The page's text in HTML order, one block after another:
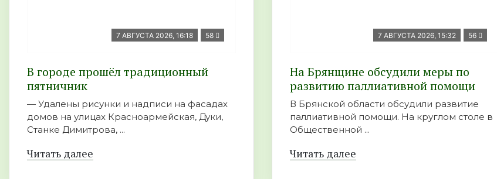
7 АВГУСТА 2026, 16:18 58
В городе прошёл традиционный
пятничник
— Удалены рисунки и надписи на фасадах
домов на улицах Красноармейская, Дуки,
Станке Димитрова, ...
Читать далее
7 АВГУСТА 2026, 15:32 56
На Брянщине обсудили меры по
развитию паллиативной помощи
В Брянской области обсудили развитие
паллиативной помощи. На круглом столе в
Общественной ...
Читать далее